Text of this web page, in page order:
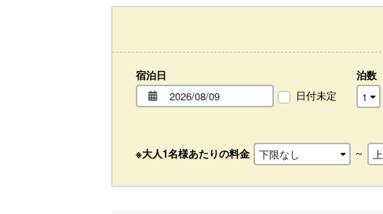
宿泊日
日付未定
泊数
※大人1名様あたりの料金 ～